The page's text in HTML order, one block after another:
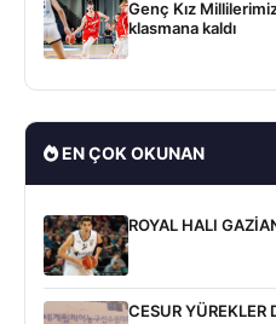
Genç Kız
klasmana kaldı
EN ÇOK OKUNAN
ROYAL HALI
CESUR